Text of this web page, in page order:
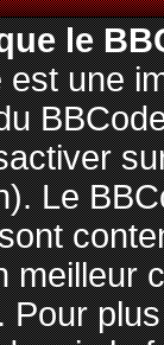
le
est une
Le
meilleur
Pour